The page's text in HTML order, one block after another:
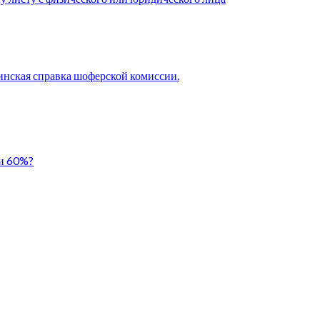
справка шоферской комиссии.
60%?